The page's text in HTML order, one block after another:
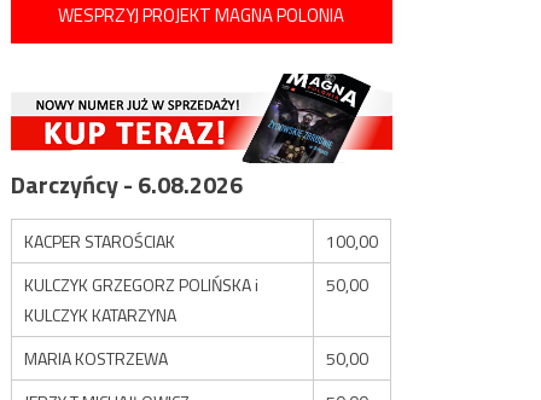
WESPRZYJ PROJEKT MAGNA POLONIA
Darczyńcy - 6.08.2026
KACPER STAROŚCIAK
100,00
KULCZYK GRZEGORZ POLIŃSKA i
KULCZYK KATARZYNA
50,00
MARIA KOSTRZEWA
50,00